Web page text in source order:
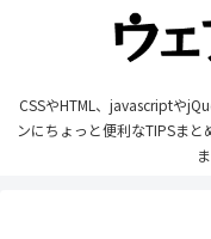
CSSやHTML、javascriptや
ンにちょっと便利なTIPSま